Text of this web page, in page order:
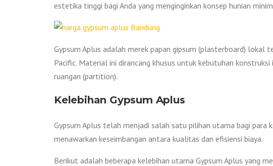
estetika tinggi bagi Anda yang menginginkan konsep hunian
Gypsum Aplus adalah merek papan gipsum (plasterboard) lokal
Pacific. Material ini dirancang khusus untuk kebutuhan
ruangan (partition).
Kelebihan Gypsum Aplus
Gypsum Aplus telah menjadi salah satu pilihan utama bagi para
menawarkan keseimbangan antara kualitas dan efisiensi biaya.
Berikut adalah beberapa kelebihan utama Gypsum Aplus yang